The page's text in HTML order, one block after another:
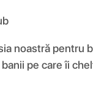
noastră pentru
pe care îi